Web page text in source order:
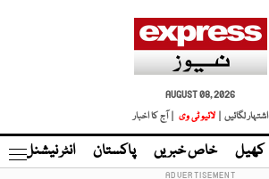
AUGUST 08, 2026
اشتہار لگائیں |
لائیو ٹی وی | آج کا اخبار
کھیل خاص خبریں پاکستان انٹر نیشنل